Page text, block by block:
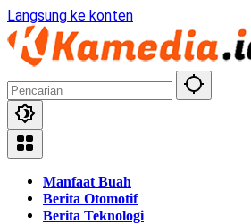
Langsung ke konten
Manfaat Buah
Berita Otomotif
Berita Teknologi